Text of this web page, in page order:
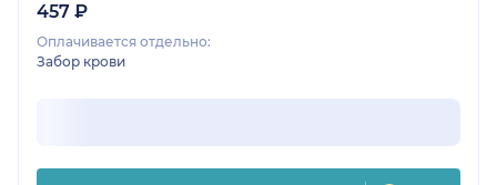
457 ₽
Оплачивается отдельно:
Забор крови